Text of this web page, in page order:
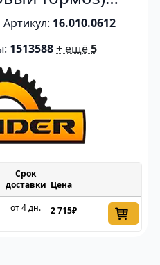
Артикул: 16.010.0612
1513588+ ещё5
Срок
доставки Цена
от 4 дн. 2 715₽